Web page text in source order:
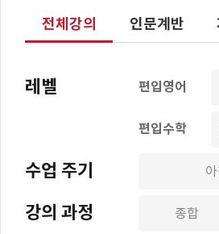
전체강의 인문계반
레벨 편입영어
편입수학
수업 주기 아
강의 과정 종합